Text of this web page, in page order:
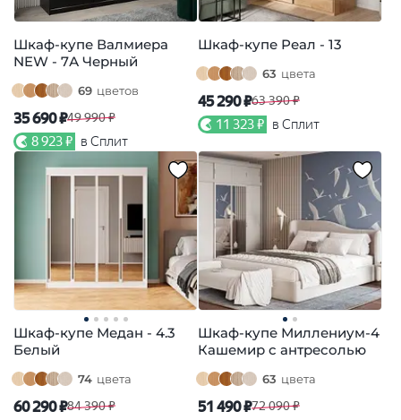
Шкаф-купе Валмиера
NEW - 7А Черный
69 цветов
35 690 ₽49 990 ₽
8 923 ₽ в Сплит
Шкаф-купе Реал - 13
63 цвета
45 290 ₽63 390 ₽
11 323 ₽ в Сплит
Шкаф-купе Медан - 4.3
Белый
74 цвета
60 290 ₽84 390 ₽
Шкаф-купе Миллениум-4
Кашемир с антресолью
63 цвета
51 490 ₽72 090 ₽